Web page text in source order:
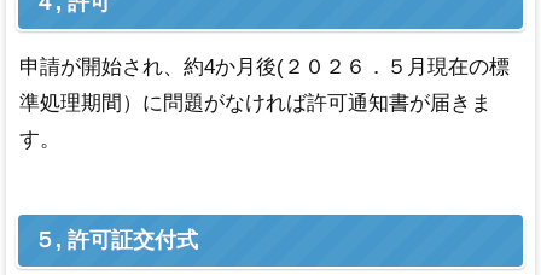
申請が開始され、約4か月後(２０２６．５月現在の標
準処理期間）に問題がなければ許可通知書が届きま
す。
５, 許可証交付式